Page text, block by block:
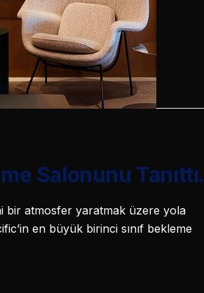
Salonunu Tanıttı.
bir atmosfer yaratmak üzere yola
en büyük birinci sınıf bekleme